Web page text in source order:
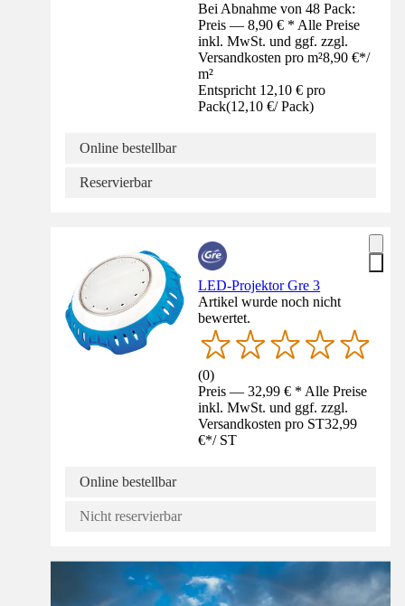
Bei Abnahme von 48 Pack:
Preis — 8,90 € * Alle Preise
inkl. MwSt. und ggf. zzgl.
Versandkosten pro m²8,90 €*/
m²
Entspricht 12,10 € pro
Pack(12,10 €/ Pack)
Online bestellbar
Reservierbar
LED-Projektor Gre 3
Artikel wurde noch nicht
bewertet.
(0)
Preis — 32,99 € * Alle Preise
inkl. MwSt. und ggf. zzgl.
Versandkosten pro ST32,99
€*/ ST
Online bestellbar
Nicht reservierbar